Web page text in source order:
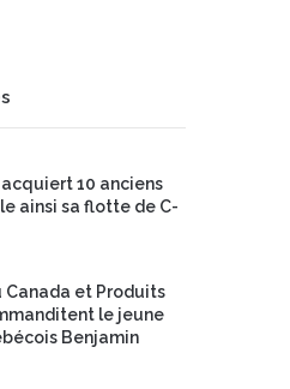
10 anciens
ainsi sa flotte de C-
Canada et Produits
le jeune
Benjamin